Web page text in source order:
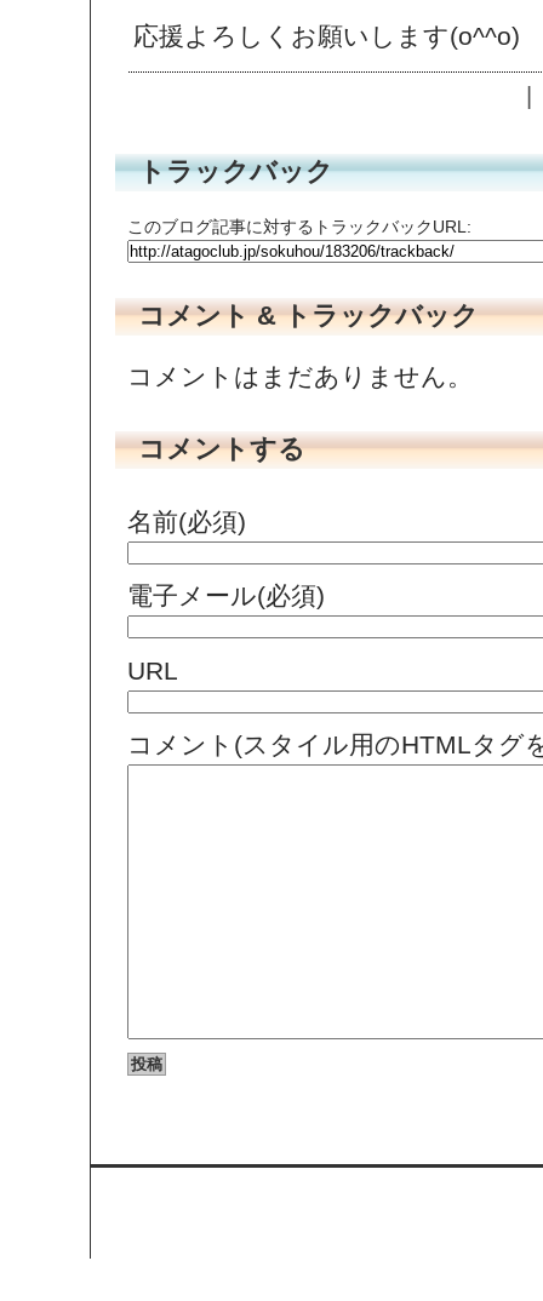
応援よろしくお願いします(o^^o)
|
トラックバック
このブログ記事に対するトラックバックURL:
コメント & トラックバック
コメントはまだありません。
コメントする
名前(必須)
電子メール(必須)
URL
コメント(スタイル用のHTMLタグ